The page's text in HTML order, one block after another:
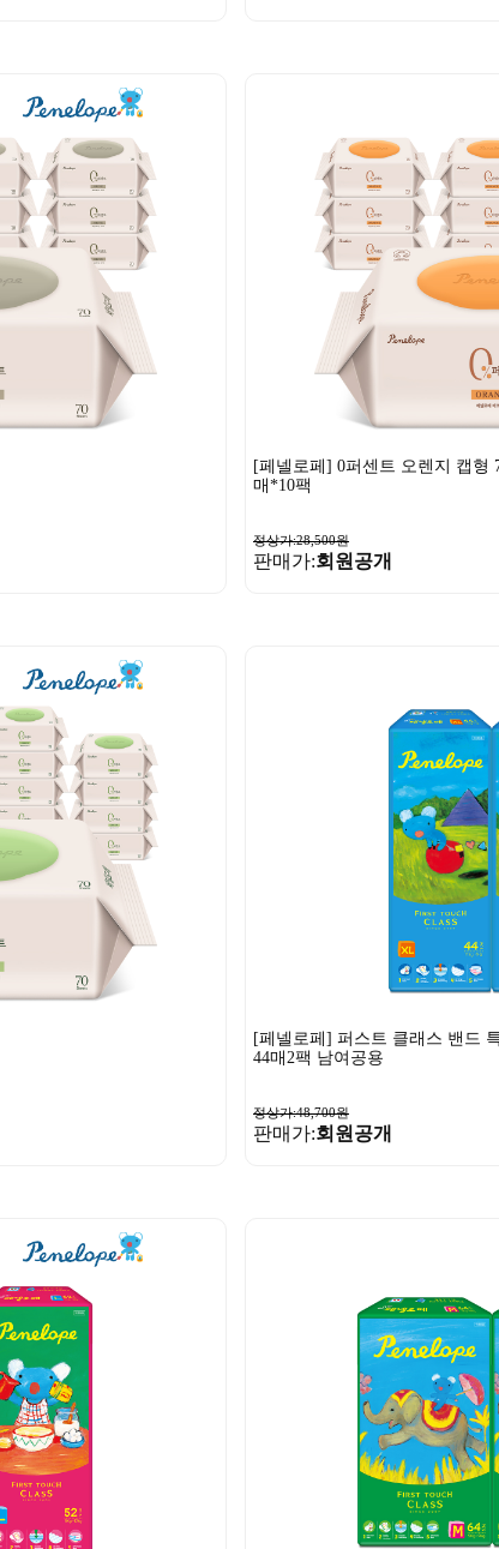
[페넬로페] 0퍼센트 오렌지 캡형
매*10팩
정상가:28,500원
판매가:회원공개
[페넬로페] 퍼스트 클래스 밴드
44매2팩 남여공용
정상가:48,700원
판매가:회원공개